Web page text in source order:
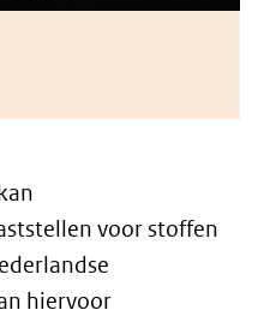
voor stoffen
hiervoor